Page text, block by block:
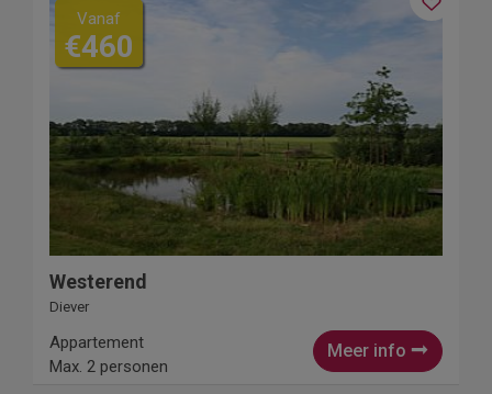
Vanaf
€460
Westerend
Diever
Meer info
Appartement
Max. 2 personen